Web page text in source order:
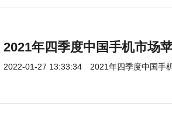
2021年四季度中国手机市场
2022-01-27 13:33:34 2021年四季度中国手